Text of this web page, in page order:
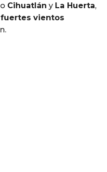
Cihuatlán y La Huerta,
vientos